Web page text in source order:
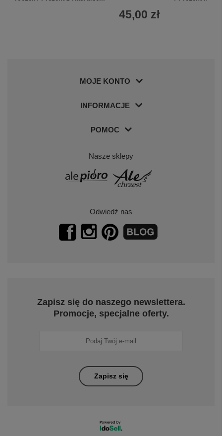
45,00 zł
MOJE KONTO
INFORMACJE
POMOC
Nasze sklepy
Odwiedź nas
Zapisz się do naszego newslettera.
Promocje, specjalne oferty.
Zapisz się